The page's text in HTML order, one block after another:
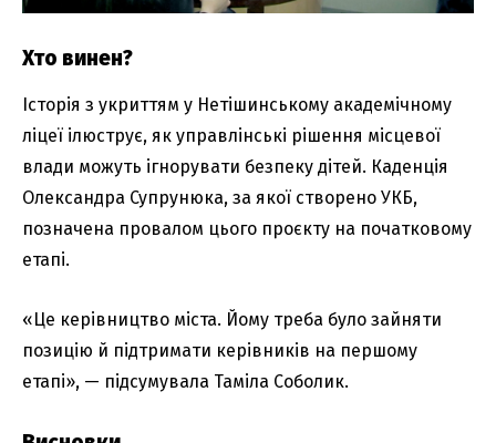
Хто винен?
Історія з укриттям у Нетішинському академічному
ліцеї ілюструє, як управлінські рішення місцевої
влади можуть ігнорувати безпеку дітей. Каденція
Олександра Супрунюка, за якої створено УКБ,
позначена провалом цього проєкту на початковому
етапі.
«Це керівництво міста. Йому треба було зайняти
позицію й підтримати керівників на першому
етапі», — підсумувала Таміла Соболик.